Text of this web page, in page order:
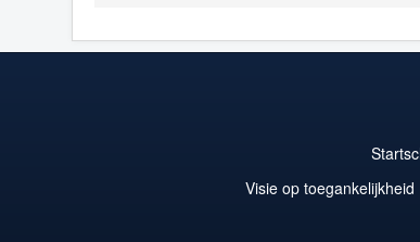
Visie op toegankelijkheid